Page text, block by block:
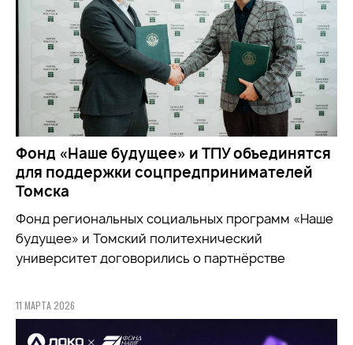
Фонд «Наше будущее» и ТПУ объединятся
для поддержки соцпредпринимателей
Томска
Фонд региональных социальных программ «Наше
будущее» и Томский политехнический
университет договорились о партнёрстве
11 МАРТА 2026